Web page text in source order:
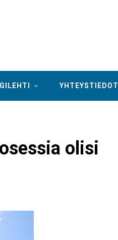
YHTEYSTIEDOT
olisi